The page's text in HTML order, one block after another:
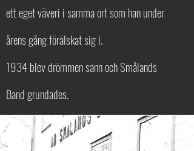
ett eget väveri i samma ort som han under
årens gång förälskat sig i.
1934 blev drömmen sann och Smålands
Band grundades.